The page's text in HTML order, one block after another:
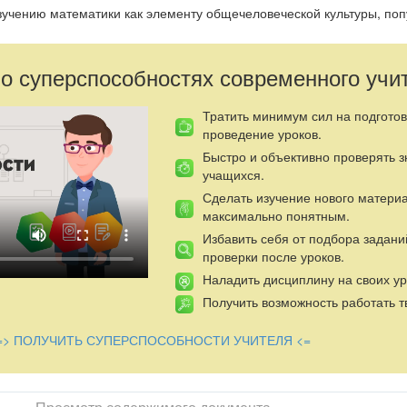
математики как элементу общечеловеческой культуры,
учащихся посредством занимательных задач для развития
использовать полученные на уроках знания во
каждого учащегося к творческому поиску и размышлениям,
кругозора учащихся, математической речи и грамотности,
навыков общения и совместной деятельности.
с командой.
суперспособностях современного
Тратить минимум сил на
проведение уроков.
Быстро и объективно проверять
учащихся.
Сделать изучение нового
максимально понятным.
Избавить себя от подбора
проверки после уроков.
Наладить дисциплину на своих
Получить возможность работать
ПОЛУЧИТЬ СУПЕРСПОСОБНОСТИ УЧИТЕЛЯ <=